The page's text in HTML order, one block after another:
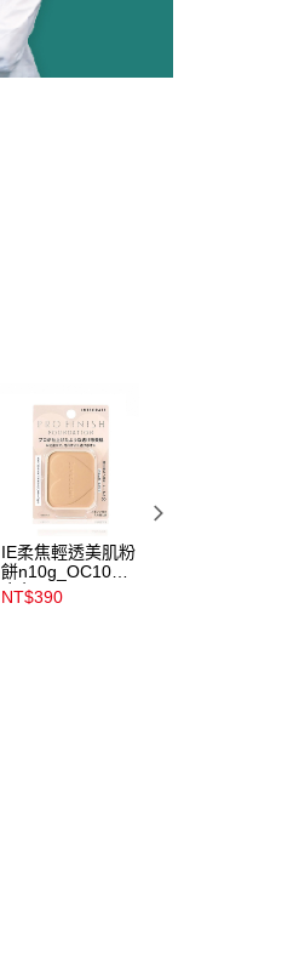
IE柔焦輕透美肌粉
餅n10g_OC10明
亮色
NT$390